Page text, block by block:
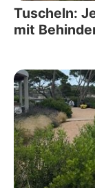
Tuscheln:
mit